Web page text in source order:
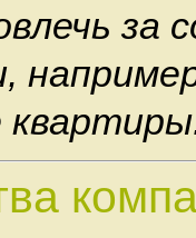
за